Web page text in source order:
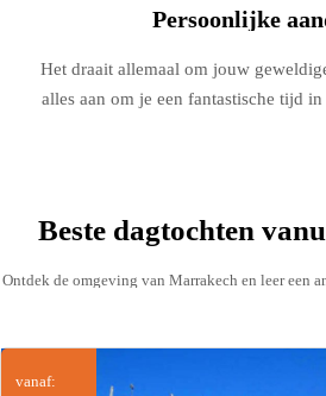
Persoonlijke
Het draait allemaal om jouw
alles aan om je een fantastische tijd
Beste dagtochten
Ontdek de omgeving van Marrakech en leer een
vanaf: